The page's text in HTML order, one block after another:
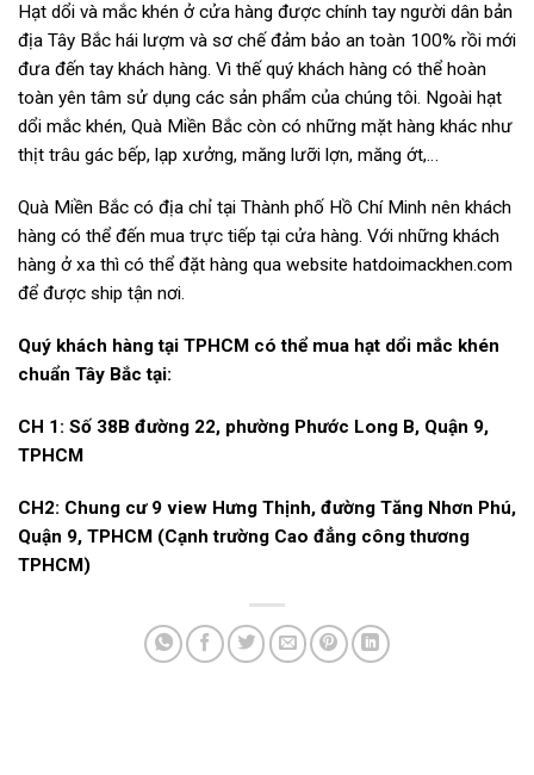
Hạt dổi và mắc khén ở cửa hàng được chính tay người dân bản
địa Tây Bắc hái lượm và sơ chế đảm bảo an toàn 100% rồi mới
đưa đến tay khách hàng. Vì thế quý khách hàng có thể hoàn
toàn yên tâm sử dụng các sản phẩm của chúng tôi. Ngoài hạt
dổi mắc khén, Quà Miền Bắc còn có những mặt hàng khác như
thịt trâu gác bếp, lạp xưởng, măng lưỡi lợn, măng ớt,…
Quà Miền Bắc có địa chỉ tại Thành phố Hồ Chí Minh nên khách
hàng có thể đến mua trực tiếp tại cửa hàng. Với những khách
hàng ở xa thì có thể đặt hàng qua website hatdoimackhen.com
để được ship tận nơi.
Quý khách hàng tại TPHCM có thể mua hạt dổi mắc khén
chuẩn Tây Bắc tại:
CH 1: Số 38B đường 22, phường Phước Long B, Quận 9,
TPHCM
CH2: Chung cư 9 view Hưng Thịnh, đường Tăng Nhơn Phú,
Quận 9, TPHCM (Cạnh trường Cao đẳng công thương
TPHCM)